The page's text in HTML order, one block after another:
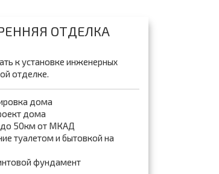
ОТДЕЛКА
к установке инженерных
отделке.
дома
дома
до 50км от МКАД
туалетом и бытовкой на
фундамент